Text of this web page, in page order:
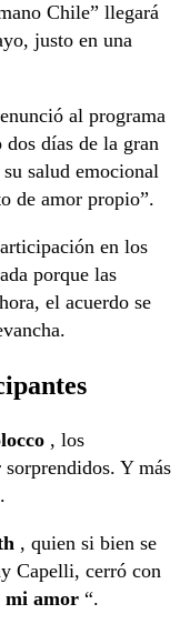
Chile” llegará
justo en una
al programa
días de la gran
salud emocional
de amor propio”.
en los
porque las
el acuerdo se
, los
Y más
, quien si bien se
Capelli, cerró con
mi amor “.